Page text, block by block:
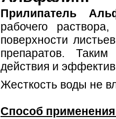
Прилипатель
рабочего
поверхности
препаратов. Таким
действия и
Жесткость воды не
Способ